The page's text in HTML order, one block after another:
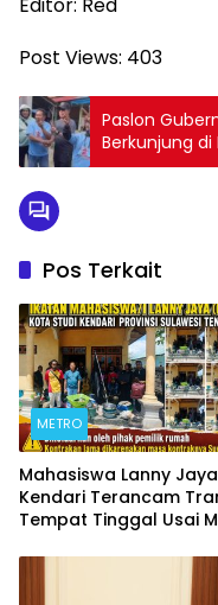
Post Views: 403
Paslon
Berkunjung di
Pentingnya
Pos Terkait
METRO
Mahasiswa Lanny
Kendari Terancam
Tempat Tinggal Usai